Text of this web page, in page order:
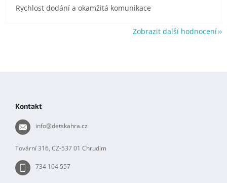
Rychlost dodání a okamžitá komunikace
Zobrazit další hodnocení
Kontakt
info@detskahra.cz
Tovární 316, CZ-537 01 Chrudim
734 104 557